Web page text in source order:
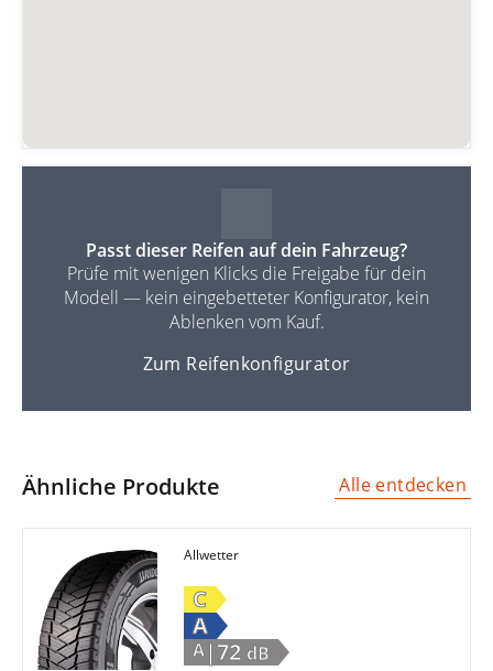
Passt dieser Reifen auf dein Fahrzeug?
Prüfe mit wenigen Klicks die Freigabe für dein
Modell — kein eingebetteter Konfigurator, kein
Ablenken vom Kauf.
Zum Reifenkonfigurator
Ähnliche Produkte Alle entdecken
Allwetter
C
A
A |72 dB